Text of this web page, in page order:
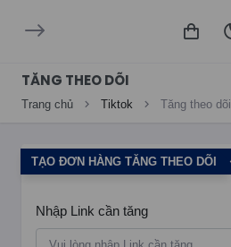
TĂNG THEO DÕI
Trang chủ Tiktok Tăng theo dõi
TẠO ĐƠN HÀNG TĂNG THEO DÕI
Nhập Link cần tăng